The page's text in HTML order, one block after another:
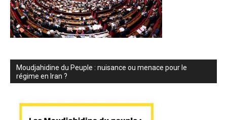
Moudjahidine du Peuple : nuisance ou menace pour le
régime en Iran ?